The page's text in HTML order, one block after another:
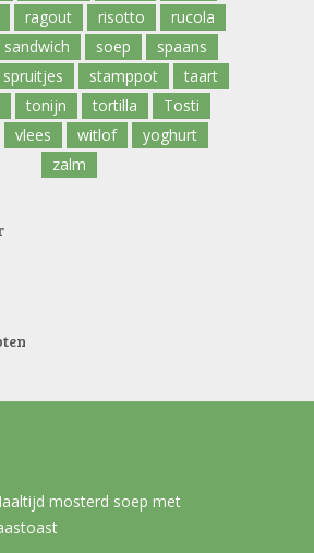
ragout risotto
rucola
sandwich soep
spaans
spruitjes stamppot
taart
tonijn tortilla
Tosti
vlees witlof
yoghurt
zalm
mosterd soep met